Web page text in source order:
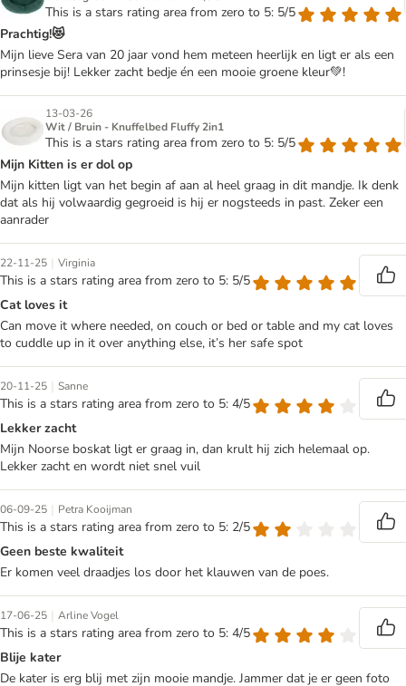
This is a stars rating area from zero to 5: 5/5
Prachtig!😻
Mijn lieve Sera van 20 jaar vond hem meteen heerlijk en ligt er als een
prinsesje bij! Lekker zacht bedje én een mooie groene kleur💚!
13-03-26
Wit / Bruin - Knuffelbed Fluffy 2in1
This is a stars rating area from zero to 5: 5/5
Mijn Kitten is er dol op
Mijn kitten ligt van het begin af aan al heel graag in dit mandje. Ik denk
dat als hij volwaardig gegroeid is hij er nogsteeds in past. Zeker een
aanrader
22-11-25 | Virginia
This is a stars rating area from zero to 5: 5/5
Cat loves it
Can move it where needed, on couch or bed or table and my cat loves
to cuddle up in it over anything else, it’s her safe spot
20-11-25 | Sanne
This is a stars rating area from zero to 5: 4/5
Lekker zacht
Mijn Noorse boskat ligt er graag in, dan krult hij zich helemaal op.
Lekker zacht en wordt niet snel vuil
06-09-25 | Petra Kooijman
This is a stars rating area from zero to 5: 2/5
Geen beste kwaliteit
Er komen veel draadjes los door het klauwen van de poes.
17-06-25 | Arline Vogel
This is a stars rating area from zero to 5: 4/5
Blije kater
De kater is erg blij met zijn mooie mandje. Jammer dat je er geen foto